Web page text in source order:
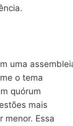
uma
o tema
quórum
mais
menor. Essa